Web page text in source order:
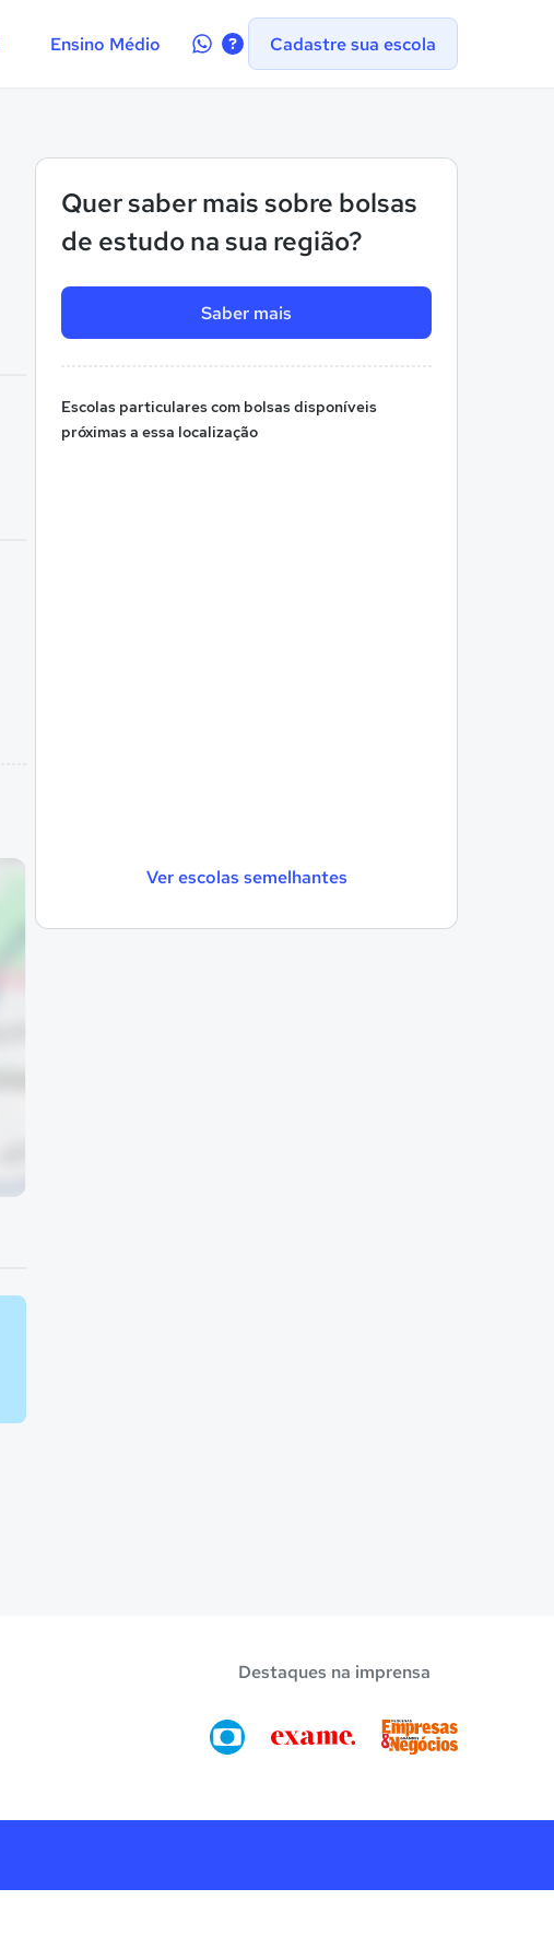
Ensino Médio
Contate-Cadastre sua escola
Quer saber mais sobre bolsas
de estudo na sua região?
Saber mais
Escolas particulares com bolsas disponíveis
próximas a essa localização
Ver escolas semelhantes
Destaques na imprensa